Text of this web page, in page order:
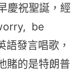
慶祝聖誕，經
be
發言唱歌，
賭的是特朗普